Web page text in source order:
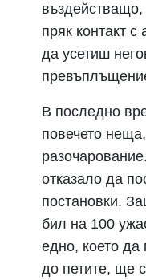
пряк контакт
да усетиш
В последно
повечето
отказало да
постановки.
бил на 100
едно, което да
до петите, ще